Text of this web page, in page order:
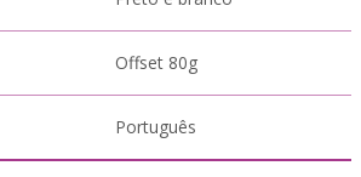
Offset 80g
Português